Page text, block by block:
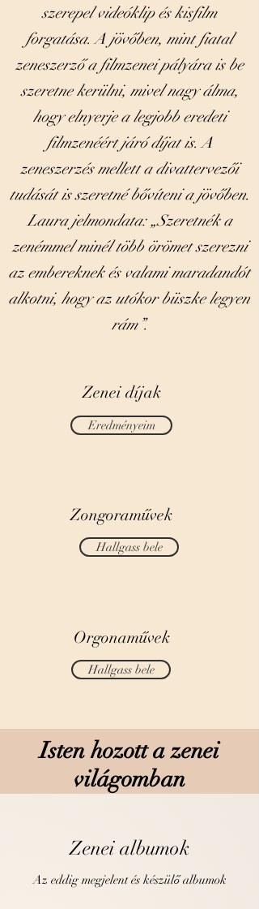
szerepel videóklip és kisfilm
forgatása. A jövőben, mint fiatal
zeneszerző a filmzenei pályára is be
szeretne kerülni, mivel nagy álma,
hogy elnyerje a legjobb eredeti
filmzenéért járó díjat is. A
zeneszerzés mellett a divattervezői
tudását is szeretné bővíteni a jövőben.
Laura jelmondata: „Szeretnék a
zenémmel minél több örömet szerezni
az embereknek és valami maradandót
alkotni, hogy az utókor büszke legyen
rám”.
Zenei díjak
Eredményeim
Zongoraművek
Hallgass bele
Orgonaművek
Hallgass bele
Isten hozott a zenei
világomban
Zenei albumok
Az eddig megjelent és készülő albumok